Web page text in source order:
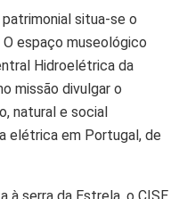
situa-se o
espaço museológico
Hidroelétrica da
missão divulgar o
natural e social
elétrica em Portugal, de
à serra da Estrela, o CISE